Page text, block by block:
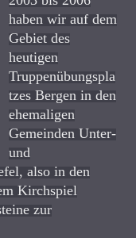
haben wir auf dem
Gebiet des
heutigen
Truppenübungspla
tzes Bergen in den
ehemaligen
Gemeinden Unter-
und
also in den
Kirchspiel
zur